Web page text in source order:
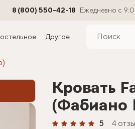
8 (800) 550-42-18 Ежедневно с
Другое
Кровать
(Фабиано
5 4